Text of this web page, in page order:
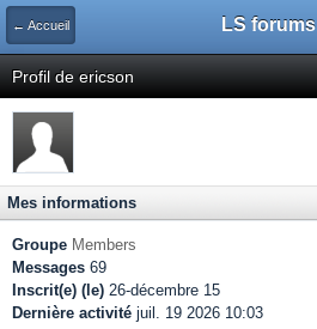
← Accueil LS forums
Profil de ericson
Mes informations
Groupe Members
Messages 69
Inscrit(e) (le) 26-décembre 15
Dernière activité juil. 19 2026 10:03